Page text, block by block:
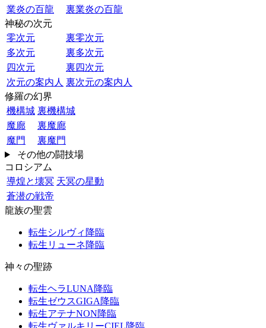
業炎の百龍
裏業炎の百龍
神秘の次元
零次元
裏零次元
多次元
裏多次元
四次元
裏四次元
次元の案内人 裏次元の案内人
修羅の幻界
機構城 裏機構城
魔廊
裏魔廊
魔門
裏魔門
その他の闘技場
コロシアム
導煌と壊冥 天冥の星動
蒼潜の戦帝
龍族の聖雲
転生シルヴィ降臨
転生リューネ降臨
神々の聖跡
転生ヘラLUNA降臨
転生ゼウスGIGA降臨
転生アテナNON降臨
転生ヴァルキリーCIEL降臨